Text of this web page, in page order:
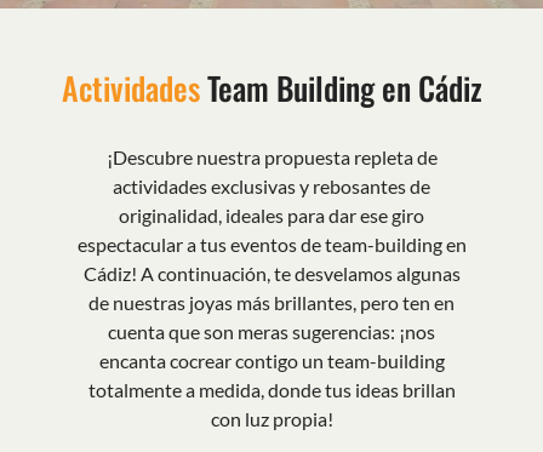
ActividadesTeam Building en Cádiz
¡Descubre nuestra propuesta repleta de
actividades exclusivas y rebosantes de
originalidad, ideales para dar ese giro
espectacular a tus eventos de team-building en
Cádiz! A continuación, te desvelamos algunas
de nuestras joyas más brillantes, pero ten en
cuenta que son meras sugerencias: ¡nos
encanta cocrear contigo un team-building
totalmente a medida, donde tus ideas brillan
con luz propia!